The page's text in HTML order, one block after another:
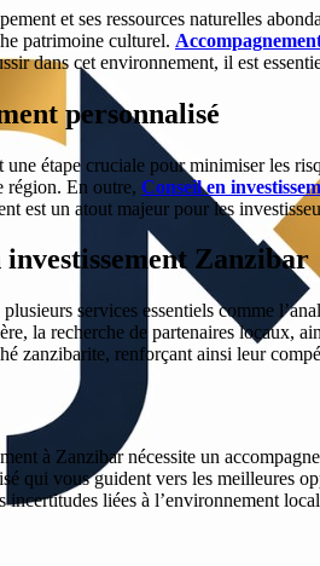
et ses ressources naturelles
patrimoine culturel.
dans cet environnement, il est
personnalisé
une étape cruciale pour minimiser les
région. En outre, Conseil en
est un atout majeur pour les
investissement Zanzibar
services essentiels comme
la recherche de partenaires locaux,
zanzibarite, renforçant ainsi leur
à Zanzibar nécessite un
qui vous guident vers les meilleures
incertitudes liées à l’environnement